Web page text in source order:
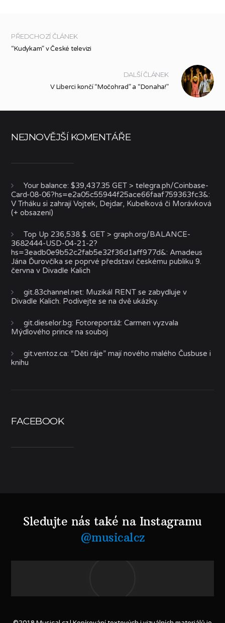
PŘEDCHOZÍ ČLÁNEK
“Kudykam” v České televizi
DALŠÍ ČLÁNEK
V Liberci končí “Močohrad” a “Donaha!”
NEJNOVĚJŠÍ KOMENTÁŘE
Your balance: $39,437.35 GET > telegra.ph/Coinbase-
Card-08-06?hs=e2a05c55944f25ace66faaf759363fc3&:
V Trháku si zahrají Vojtek, Dejdar, Kubelková či Morávková
(+ obsazení)
Top Up 236,538 $. GET > graph.org/BALANCE-
3682444-USD-04-21-2?
hs=3eadb0e9b52c2fab5e32f36d1aff977d&:Amadeus
Jána Ďurovčíka se poprvé představí českému publiku 9.
června v Divadle Kalich
git.83channel.net: Muzikál RENT se zabydluje v
Divadle Kalich. Podívejte se na dvě ukázky.
git.dieselor.bg: Fotoreportáž: Carmen vyzvala
Mýdlového prince na souboj
git.ventoz.ca: “Děti ráje” mají nového malého Čusbuse i
knihu
FACEBOOK
Sledujte nás také na Instagramu
@musicalcz